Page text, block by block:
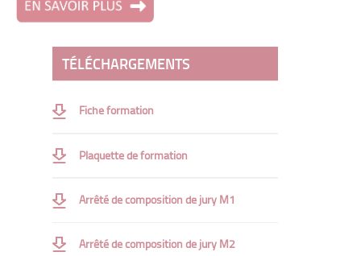
TÉLÉCHARGEMENTS
Fiche formation
Plaquette de formation
Arrêté de composition de jury M1
Arrêté de composition de jury M2